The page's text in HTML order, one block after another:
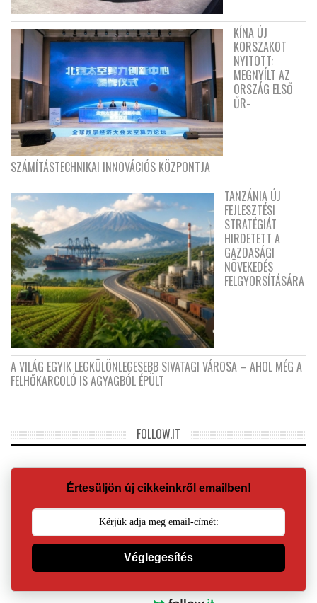
KÍNA ÚJ
KORSZAKOT
NYITOTT:
MEGNYÍLT AZ
ORSZÁG ELSŐ
ŰR-
SZÁMÍTÁSTECHNIKAI INNOVÁCIÓS KÖZPONTJA
TANZÁNIA ÚJ
FEJLESZTÉSI
STRATÉGIÁT
HIRDETETT A
GAZDASÁGI
NÖVEKEDÉS
FELGYORSÍTÁSÁRA
A VILÁG EGYIK LEGKÜLÖNLEGESEBB SIVATAGI VÁROSA – AHOL MÉG A
FELHŐKARCOLÓ IS AGYAGBÓL ÉPÜLT
FOLLOW.IT
Értesüljön új cikkeinkről emailben!
Véglegesítés